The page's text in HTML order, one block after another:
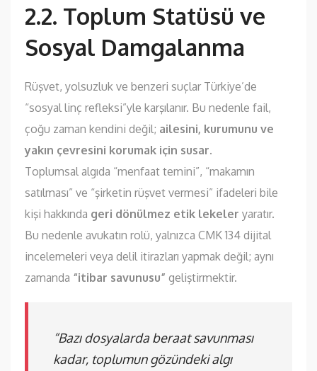
2.2. Toplum Statüsü ve
Sosyal Damgalanma
Rüşvet, yolsuzluk ve benzeri suçlar Türkiye’de
“sosyal linç refleksi”yle karşılanır. Bu nedenle fail,
çoğu zaman kendini değil; ailesini, kurumunu ve
yakın çevresini korumak için susar.
Toplumsal algıda “menfaat temini”, “makamın
satılması” ve “şirketin rüşvet vermesi” ifadeleri bile
kişi hakkında geri dönülmez etik lekeler yaratır.
Bu nedenle avukatın rolü, yalnızca CMK 134 dijital
incelemeleri veya delil itirazları yapmak değil; aynı
zamanda “itibar savunusu” geliştirmektir.
“Bazı dosyalarda beraat savunması
kadar, toplumun gözündeki algı